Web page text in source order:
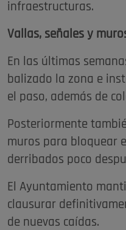
infraestructuras.
Vallas, señales y
En las últimas
balizado la zona e
el paso, además de
Posteriormente
muros para bloquear
derribados poco
El Ayuntamiento
clausurar
de nuevas caídas.